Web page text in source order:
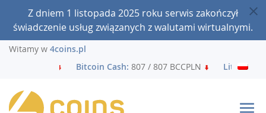
Z dniem 1 listopada 2025 roku serwis zakończył
świadczenie usług związanych z walutami wirtualnymi.
Witamy w 4coins.pl
Bitcoin Cash:807 / 807 BCCPLN Litecoin: